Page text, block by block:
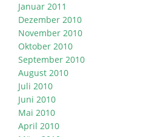
Januar 2011
Dezember 2010
November 2010
Oktober 2010
September 2010
August 2010
Juli 2010
Juni 2010
Mai 2010
April 2010